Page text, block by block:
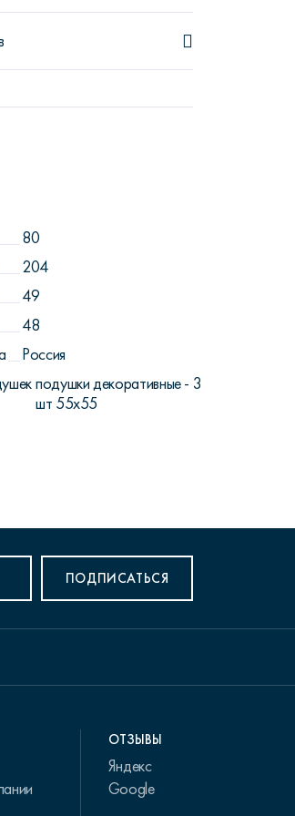
80
204
49
48
Россия
подушки декоративные - 3
шт 55х55
ПОДПИСАТЬСЯ
ОТЗЫВЫ
Яндекс
Google